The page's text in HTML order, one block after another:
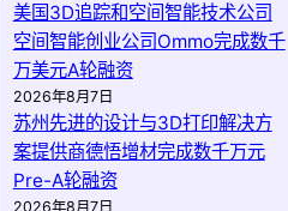
美国3D追踪和空间智能技术公司
空间智能创业公司Ommo完成数千
万美元A轮融资
2026年8月7日
苏州先进的设计与3D打印解决方
案提供商德悟增材完成数千万元
Pre-A轮融资
2026年8月7日